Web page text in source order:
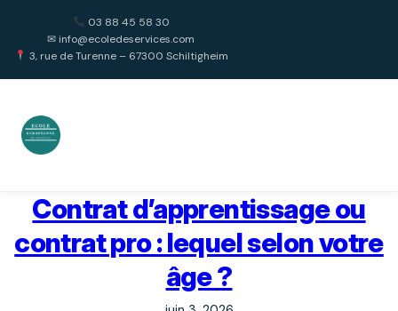
contenu
03 88 45 58 30
✉ info@ecoledeservices.com
3, rue de Turenne – 67300 Schiltigheim
Contrat d’apprentissage ou
contrat pro : lequel selon votre
âge ?